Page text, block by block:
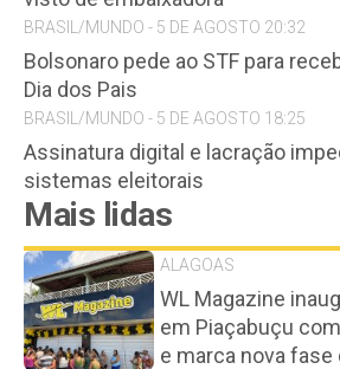
BRASIL/MUNDO - 5 DE AGOSTO 20:32
Bolsonaro pede ao STF para
Dia dos Pais
BRASIL/MUNDO - 5 DE AGOSTO 18:25
Assinatura digital e lacração
sistemas eleitorais
Mais lidas
ALAGOAS
WL Magazine
em Piaçabuçu
e marca nova fase